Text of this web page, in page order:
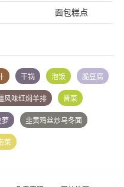
面包糕点
干锅 泡饭 脆豆腐
风味红焖羊排 晋菜
萝 韭黄鸡丝炒乌冬面
菜